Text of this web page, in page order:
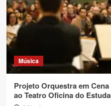
Música
Projeto Orquestra em
ao Teatro Oficina do